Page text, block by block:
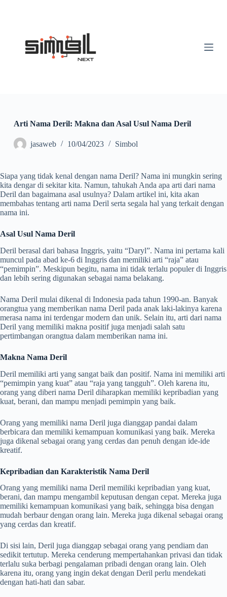
Arti Nama Deril: Makna dan Asal Usul Nama Deril
jasaweb 10/04/2023 Simbol
Siapa yang tidak kenal dengan nama Deril? Nama ini mungkin sering
kita dengar di sekitar kita. Namun, tahukah Anda apa arti dari nama
Deril dan bagaimana asal usulnya? Dalam artikel ini, kita akan
membahas tentang arti nama Deril serta segala hal yang terkait dengan
nama ini.
Asal Usul Nama Deril
Deril berasal dari bahasa Inggris, yaitu “Daryl”. Nama ini pertama kali
muncul pada abad ke-6 di Inggris dan memiliki arti “raja” atau
“pemimpin”. Meskipun begitu, nama ini tidak terlalu populer di Inggris
dan lebih sering digunakan sebagai nama belakang.
Nama Deril mulai dikenal di Indonesia pada tahun 1990-an. Banyak
orangtua yang memberikan nama Deril pada anak laki-lakinya karena
merasa nama ini terdengar modern dan unik. Selain itu, arti dari nama
Deril yang memiliki makna positif juga menjadi salah satu
pertimbangan orangtua dalam memberikan nama ini.
Makna Nama Deril
Deril memiliki arti yang sangat baik dan positif. Nama ini memiliki arti
“pemimpin yang kuat” atau “raja yang tangguh”. Oleh karena itu,
orang yang diberi nama Deril diharapkan memiliki kepribadian yang
kuat, berani, dan mampu menjadi pemimpin yang baik.
Orang yang memiliki nama Deril juga dianggap pandai dalam
berbicara dan memiliki kemampuan komunikasi yang baik. Mereka
juga dikenal sebagai orang yang cerdas dan penuh dengan ide-ide
kreatif.
Kepribadian dan Karakteristik Nama Deril
Orang yang memiliki nama Deril memiliki kepribadian yang kuat,
berani, dan mampu mengambil keputusan dengan cepat. Mereka juga
memiliki kemampuan komunikasi yang baik, sehingga bisa dengan
mudah berbaur dengan orang lain. Mereka juga dikenal sebagai orang
yang cerdas dan kreatif.
Di sisi lain, Deril juga dianggap sebagai orang yang pendiam dan
sedikit tertutup. Mereka cenderung mempertahankan privasi dan tidak
terlalu suka berbagi pengalaman pribadi dengan orang lain. Oleh
karena itu, orang yang ingin dekat dengan Deril perlu mendekati
dengan hati-hati dan sabar.